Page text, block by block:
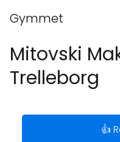
Gymmet
Mitovski
Trelleborg
👍